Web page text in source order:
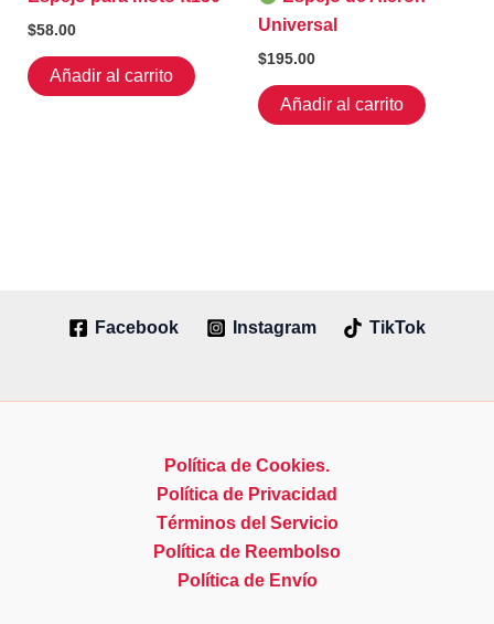
$58.00
Añadir al carrito
Universal
$195.00
Añadir al carrito
Facebook Instagram TikTok
Política de Cookies.
Política de Privacidad
Términos del Servicio
Política de Reembolso
Política de Envío